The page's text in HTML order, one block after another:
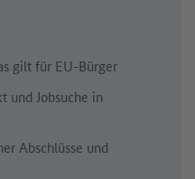
gilt für EU-Bürger
und Jobsuche in
Abschlüsse und